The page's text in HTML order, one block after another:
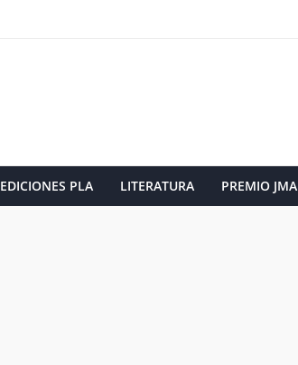
EDICIONES PLA LITERATURA PREMIO JMA